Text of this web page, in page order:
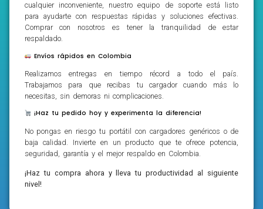
cualquier inconveniente, nuestro equipo de soporte está listo
para ayudarte con respuestas rápidas y soluciones efectivas.
Comprar con nosotros es tener la tranquilidad de estar
respaldado.
Envíos rápidos en Colombia
Realizamos entregas en tiempo récord a todo el país.
Trabajamos para que recibas tu cargador cuando más lo
necesitas, sin demoras ni complicaciones.
¡Haz tu pedido hoy y experimenta la diferencia!
No pongas en riesgo tu portátil con cargadores genéricos o de
baja calidad. Invierte en un producto que te ofrece potencia,
seguridad, garantía y el mejor respaldo en Colombia.
¡Haz tu compra ahora y lleva tu productividad al siguiente
nivel!